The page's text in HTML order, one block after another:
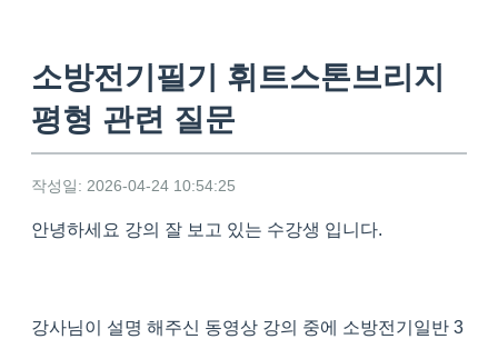
소방전기필기 휘트스톤브리지
평형 관련 질문
작성일: 2026-04-24 10:54:25
안녕하세요 강의 잘 보고 있는 수강생 입니다.
강사님이 설명 해주신 동영상 강의 중에 소방전기일반 3